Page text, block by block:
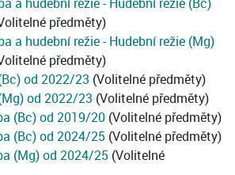
předměty)
a hudební režie - Hudební režie (Mg)
předměty)
od 2022/23 (Volitelné předměty)
od 2022/23 (Volitelné předměty)
(Bc) od 2019/20 (Volitelné předměty)
(Bc) od 2024/25 (Volitelné předměty)
(Mg) od 2024/25 (Volitelné